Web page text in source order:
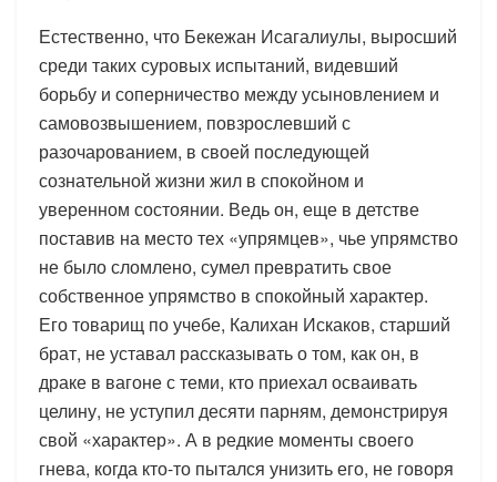
Естественно, что Бекежан Исагалиулы, выросший
среди таких суровых испытаний, видевший
борьбу и соперничество между усыновлением и
самовозвышением, повзрослевший с
разочарованием, в своей последующей
сознательной жизни жил в спокойном и
уверенном состоянии. Ведь он, еще в детстве
поставив на место тех «упрямцев», чье упрямство
не было сломлено, сумел превратить свое
собственное упрямство в спокойный характер.
Его товарищ по учебе, Калихан Искаков, старший
брат, не уставал рассказывать о том, как он, в
драке в вагоне с теми, кто приехал осваивать
целину, не уступил десяти парням, демонстрируя
свой «характер». А в редкие моменты своего
гнева, когда кто-то пытался унизить его, не говоря